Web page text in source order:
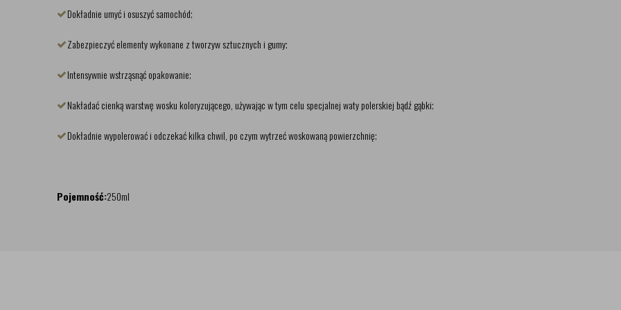
Dokładnie umyć i osuszyć samochód;
Zabezpieczyć elementy wykonane z tworzyw sztucznych i gumy;
Intensywnie wstrząsnąć opakowanie;
Nakładać cienką warstwę wosku koloryzującego, używając w tym celu specjalnej waty polerskiej bądź gąbki;
Dokładnie wypolerować i odczekać kilka chwil, po czym wytrzeć woskowaną powierzchnię;
Pojemność:250ml